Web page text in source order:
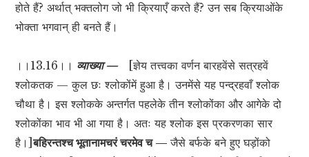
होते हैं? अर्थात् भक्तलोग जो भी क्रियाएँ करते हैं? उन सब क्रियाओंके
भोक्ता भगवान् ही बनते हैं।
।।13.16।। व्याख्या —
[ज्ञेय तत्त्वका वर्णन बारहवेंसे सत्रहवें
श्लोकतक — कुल छः श्लोकोंमें हुआ है। उनमेंसे यह पन्द्रहवाँ श्लोक
चौथा है। इस श्लोकके अन्तर्गत पहलेके तीन श्लोकोंका और आगेके दो
श्लोकोंका भाव भी आ गया है। अतः यह श्लोक इस प्रकरणका सार
है।]बहिरन्तश्च भूतानामचरं चरमेव च —जैसे बर्फके बने हुए घड़ोंको